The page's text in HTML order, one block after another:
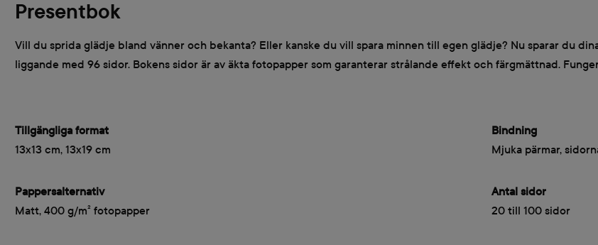
Presentbok
Vill du sprida glädje bland vänner och bekanta? Eller kanske du vill spara minnen till egen glädje? Nu sparar du
liggande med 96 sidor. Bokens sidor är av äkta fotopapper som garanterar strålande effekt och färgmättnad.
Tillgängliga format
13x13 cm, 13x19 cm
Pappersalternativ
Matt, 400 g/m² fotopapper
Bindning
Mjuka pärmar,
Antal sidor
20 till 100 sidor